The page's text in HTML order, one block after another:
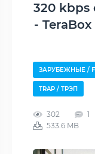
320 kbps
-
ЗАРУБЕЖНЫЕ /
TRAP / ТРЭП
302 1
533.6 MB